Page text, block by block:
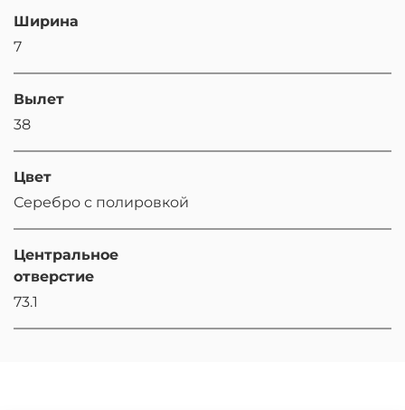
Ширина
7
Вылет
38
Цвет
Серебро с полировкой
Центральное
отверстие
73.1